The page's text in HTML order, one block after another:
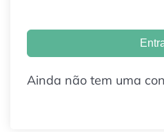
Ainda não tem uma